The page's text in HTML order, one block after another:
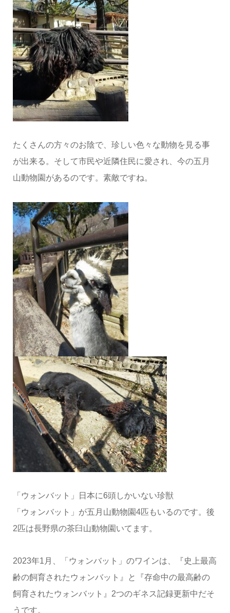
たくさんの方々のお陰で、珍しい色々な動物を見る事
が出来る。そして市民や近隣住民に愛され、今の五月
山動物園があるのです。素敵ですね。
「ウォンバット」日本に6頭しかいない珍獣
「ウォンバット」が五月山動物園4匹もいるのです。後
2匹は長野県の茶臼山動物園いてます。
2023年1月、「ウォンバット」のワインは、『史上最高
齢の飼育されたウォンバット』と『存命中の最高齢の
飼育されたウォンバット』2つのギネス記録更新中だそ
うです。